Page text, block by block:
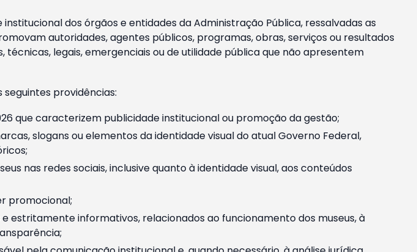
dos órgãos e entidades da Administração Pública, ressalvadas as
autoridades, agentes públicos, programas, obras, serviços ou resultados
legais, emergenciais ou de utilidade pública que não apresentem
providências:
que caracterizem publicidade institucional ou promoção da gestão;
slogans ou elementos da identidade visual do atual Governo Federal,
nas redes sociais, inclusive quanto à identidade visual, aos conteúdos
promocional;
estritamente informativos, relacionados ao funcionamento dos museus, à